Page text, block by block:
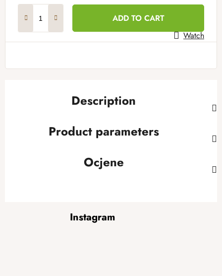
ADD TO CART
Watch
Description
Product parameters
Ocjene
Instagram